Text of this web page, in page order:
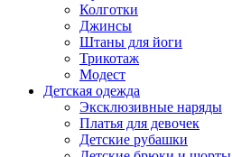
Колготки
Джинсы
Штаны для йоги
Трикотаж
Модест
Детская одежда
Эксклюзивные наряды
Платья для девочек
Детские рубашки